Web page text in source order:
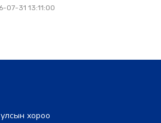
07-31 13:11:00
хороо